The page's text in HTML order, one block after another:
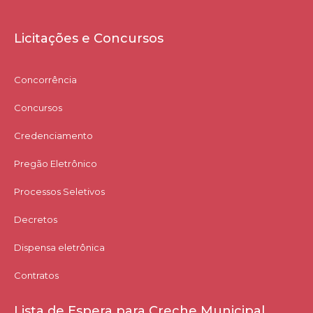
Licitações e Concursos
Concorrência
Concursos
Credenciamento
Pregão Eletrônico
Processos Seletivos
Decretos
Dispensa eletrônica
Contratos